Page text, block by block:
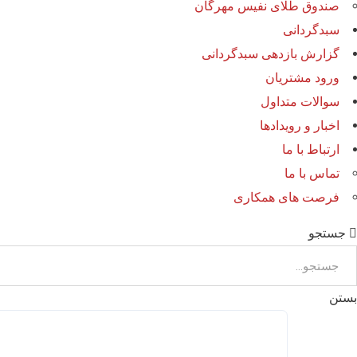
صندوق طلای نفیس مهرگان
سبدگردانی
گزارش بازدهی سبدگردانی
ورود مشتریان
سوالات متداول
اخبار و رویدادها
ارتباط با ما
تماس با ما
فرصت های همکاری
جستجو
بستن